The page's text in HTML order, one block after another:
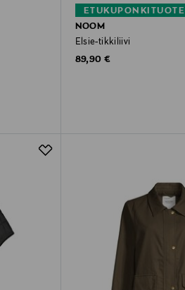
ETUKUPONKITUOTE
NOOM
Elsie-tikkiliivi
Original Price
89,90 €